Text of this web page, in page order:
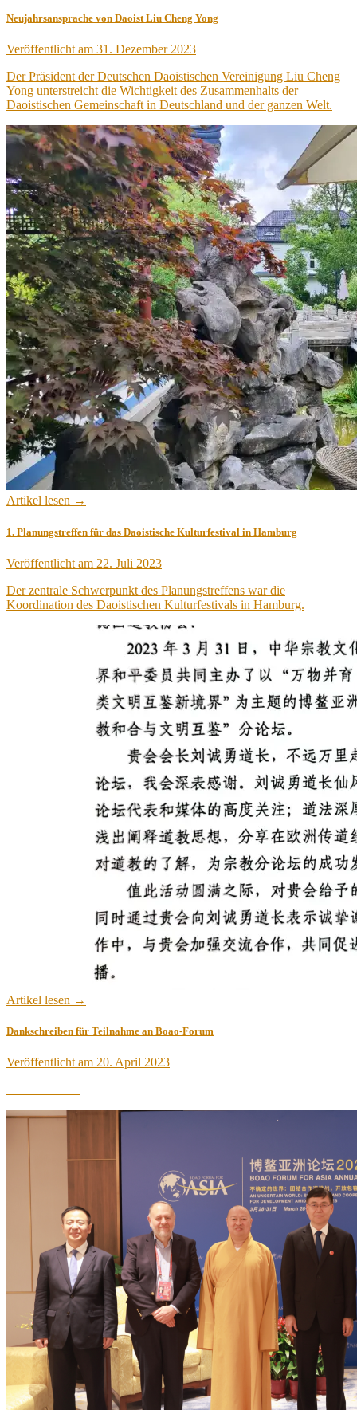
Neujahrsansprache von Daoist Liu Cheng Yong
Veröffentlicht am 31. Dezember 2023
Der Präsident der Deutschen Daoistischen Vereinigung Liu Cheng
Yong unterstreicht die Wichtigkeit des Zusammenhalts der
Daoistischen Gemeinschaft in Deutschland und der ganzen Welt.
Artikel lesen →
1. Planungstreffen für das Daoistische Kulturfestival in Hamburg
Veröffentlicht am 22. Juli 2023
Der zentrale Schwerpunkt des Planungstreffens war die
Koordination des Daoistischen Kulturfestivals in Hamburg.
Artikel lesen →
Dankschreiben für Teilnahme an Boao-Forum
Veröffentlicht am 20. April 2023